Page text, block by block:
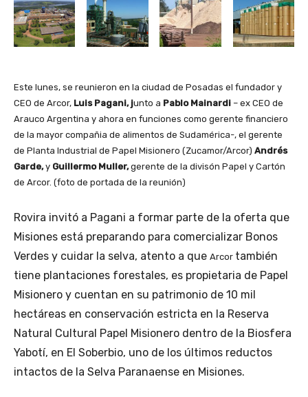
Este lunes, se reunieron en la ciudad de Posadas el fundador y
CEO de Arcor, Luis Pagani, junto a Pablo Mainardi – ex CEO de
Arauco Argentina y ahora en funciones como gerente financiero
de la mayor compañia de alimentos de Sudamérica-, el gerente
de Planta Industrial de Papel Misionero (Zucamor/Arcor) Andrés
Garde,y Guillermo Muller,gerente de la divisón Papel y Cartón
de Arcor. (foto de portada de la reunión)
Rovira invitó a Pagani a formar parte de la oferta que
Misiones está preparando para comercializar Bonos
Verdes y cuidar la selva, atento a que Arcor también
tiene plantaciones forestales, es propietaria de Papel
Misionero y cuentan en su patrimonio de 10 mil
hectáreas en conservación estricta en la Reserva
Natural Cultural Papel Misionero dentro de la Biosfera
Yabotí, en El Soberbio, uno de los últimos reductos
intactos de la Selva Paranaense en Misiones.